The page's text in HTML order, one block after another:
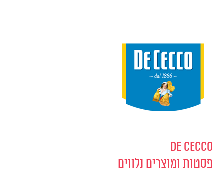
De Cecco
פסטות ומוצרים נלווים